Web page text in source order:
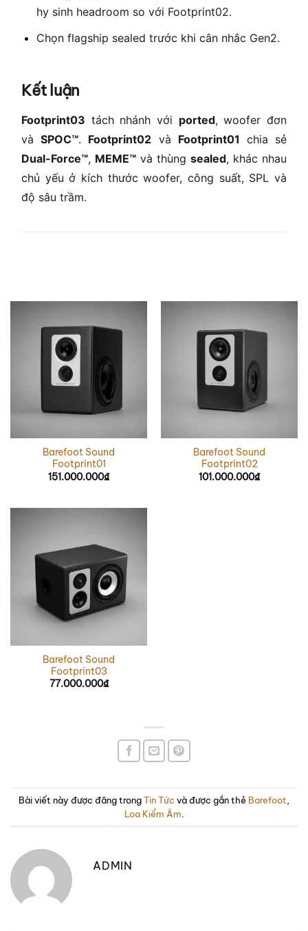
hy sinh headroom so với Footprint02.
Chọn flagship sealed trước khi cân nhắc Gen2.
Kết luận
Footprint03 tách nhánh với ported, woofer đơn
vàSPOC™. Footprint02 và Footprint01 chia sẻ
Dual-Force™, MEME™ và thùng sealed, khác nhau
chủ yếu ở kích thước woofer, công suất, SPL và
độ sâu trầm.
Barefoot Sound
Footprint01
151.000.000₫
Barefoot Sound
Footprint02
101.000.000₫
Barefoot Sound
Footprint03
77.000.000₫
Bài viết này được đăng trongTin Tức và được gắn thẻ Barefoot
Loa Kiểm Âm
ADMIN